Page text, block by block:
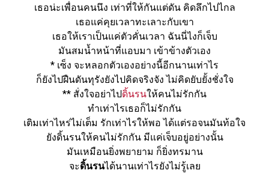
เธอน่ะเพื่อนคนนึง เท่าที่ให้กันแต่ดัน คิดลึกไปไกล
เธอแค่คุยเวลาทะเลาะกับเขา
เธอให้เราเป็นแค่ตัวคั่นเวลา ฉันนี่ไงก็เจ็บ
มันสมน้ำหน้าที่แอบมา เข้าข้างตัวเอง
* เซ็ง จะหลอกตัวเองอย่างนี้อีกนานเท่าไร
ก็ยังไปฝืนดันทุรังยังไปคิดจริงจัง ไม่คิดยับยั้งชั่งใจ
** สั่งใจอย่าไปดิ้นรนให้คนไม่รักกัน
ทำเท่าไรเธอก็ไม่รักกัน
เติมเท่าไหร่ไม่เต็ม รักเท่าไรให้พอ ได้แต่รอจนมันท้อใจ
ยังดิ้นรนให้คนไม่รักกัน มีแค่เจ็บอยู่อย่างนั้น
มันเหมือนยิ่งพยายาม ก็ยิ่งทรมาน
จะดิ้นรนได้นานเท่าไรยังไม่รู้เลย